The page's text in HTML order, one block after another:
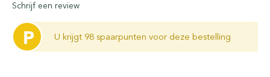
Schrijf een review
P U krijgt 98 spaarpunten voor deze bestelling